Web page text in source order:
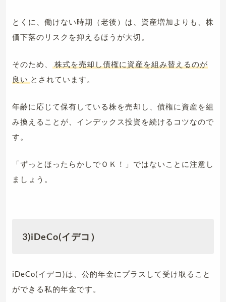
とくに、働けない時期（老後）は、資産増加よりも、株
価下落のリスクを抑えるほうが大切。
そのため、
株式を売却し債権に資産を組み替えるのが
良い とされています。
年齢に応じて保有している株を売却し、債権に資産を組
み換えることが、インデックス投資を続けるコツなので
す。
「ずっとほったらかしでＯＫ！」ではないことに注意し
ましょう。
3)iDeCo(イデコ）
iDeCo(イデコ)は、公的年金にプラスして受け取ること
ができる私的年金です。